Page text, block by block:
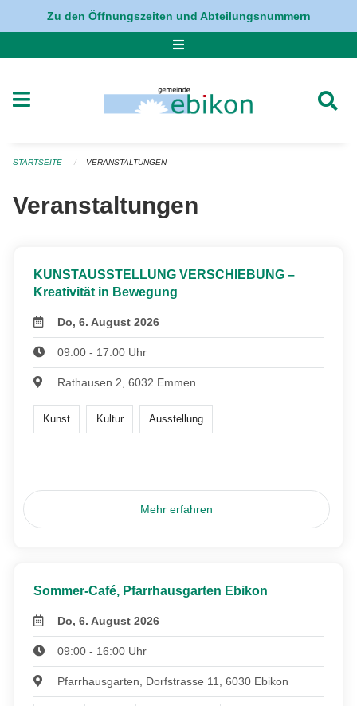
Navigation überspringen
Zu den Öffnungszeiten und Abteilungsnummern
STARTSEITE VERANSTALTUNGEN
Veranstaltungen
KUNSTAUSSTELLUNG VERSCHIEBUNG –
Kreativität in Bewegung
Do, 6. August 2026
09:00 - 17:00 Uhr
Rathausen 2, 6032 Emmen
Kunst Kultur Ausstellung
Mehr erfahren
Sommer-Café, Pfarrhausgarten Ebikon
Do, 6. August 2026
09:00 - 16:00 Uhr
Pfarrhausgarten, Dorfstrasse 11, 6030 Ebikon